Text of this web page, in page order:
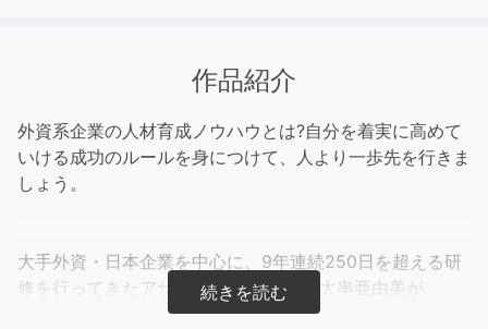
作品紹介
外資系企業の人材育成ノウハウとは?自分を着実に高めて
いける成功のルールを身につけて、人より一歩先を行きま
しょう。
大手外資・日本企業を中心に、9年連続250日を超える研
修を行ってきたアサーティブ第一人者 大串亜由美が、
一歩先に進むための、成長するためのゴールデンルールを